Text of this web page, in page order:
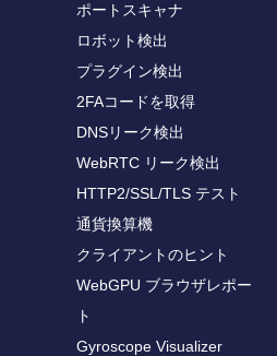
ポートスキャナ
ロボット検出
プラグイン検出
2FAコードを取得
DNSリーク検出
WebRTC リーク検出
HTTP2/SSL/TLS テスト
通貨換算機
クライアントのヒント
WebGPU ブラウザレポー
ト
Gyroscope Visualizer